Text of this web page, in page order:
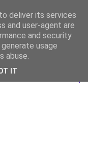
▼
deliver its services
and user-agent are
and security
usage
abuse.
IT